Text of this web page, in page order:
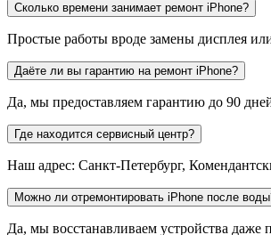
Сколько времени занимает ремонт iPhone?
Простые работы вроде замены дисплея
Даёте ли вы гарантию на ремонт iPhone?
Да, мы предоставляем гарантию до 90
Где находится сервисный центр?
Наш адрес: Санкт-Петербург,
Можно ли отремонтировать iPhone после
Да, мы восстанавливаем устройства